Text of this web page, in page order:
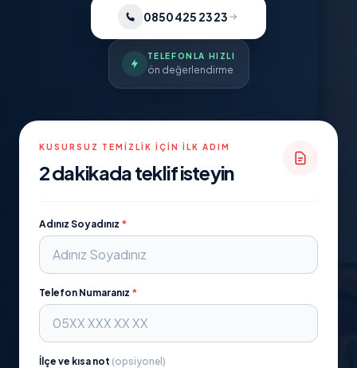
0850 425 23 23
TELEFONLA HIZLI
ön değerlendirme
KUSURSUZ TEMIZLIK İÇIN İLK ADIM
2 dakikada teklif isteyin
Adınız Soyadınız *
Telefon Numaranız *
İlçe ve kısa not (opsiyonel)